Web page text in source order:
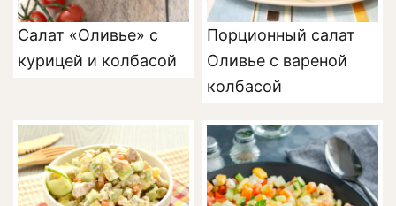
Салат «Оливье» с
курицей и колбасой
Порционный салат
Оливье с вареной
колбасой